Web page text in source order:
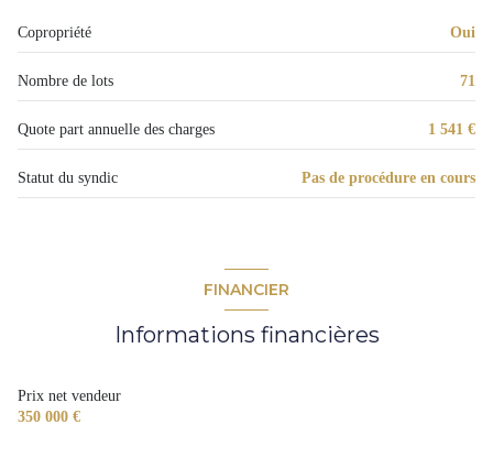
balcon
Copropriété Oui
Nombre de lots 71
Quote part annuelle des charges 1 541 €
Statut du syndic Pas de procédure en cours
FINANCIER
Informations financières
Prix net vendeur
350 000 €